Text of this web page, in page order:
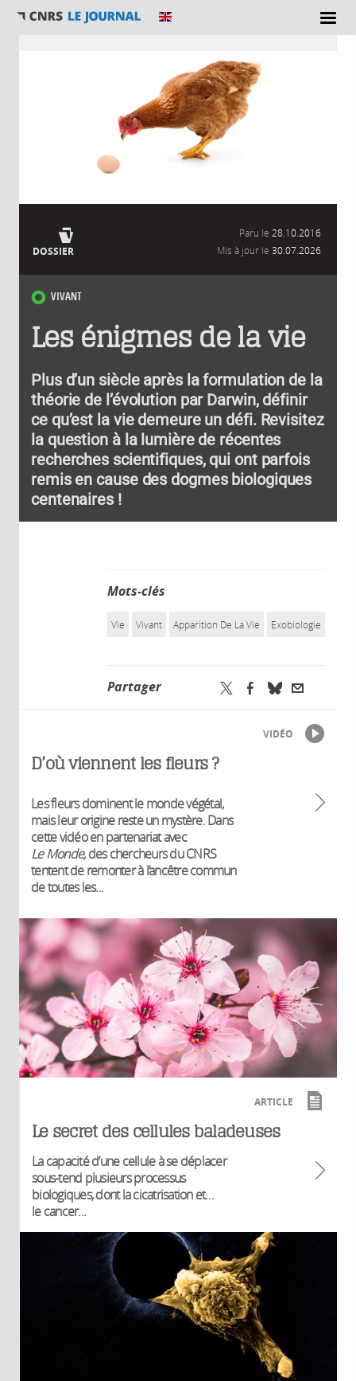
DOSSIER
Paru le 28.10.2016
Mis à jour le 30.07.2026
VIVANT
Les énigmes de la vie
Plus d’un siècle après la formulation de la
théorie de l’évolution par Darwin, définir
ce qu’est la vie demeure un défi. Revisitez
la question à la lumière de récentes
recherches scientifiques, qui ont parfois
remis en cause des dogmes biologiques
centenaires !
Mots-clés
Vie Vivant Apparition De La Vie Exobiologie
Partager
VIDÉO
D’où viennent les fleurs ?
Les fleurs dominent le monde végétal,
mais leur origine reste un mystère. Dans
cette vidéo en partenariat avec
Le Monde,des chercheurs du CNRS
tentent de remonter à l’ancêtre commun
de toutes les...
ARTICLE
Le secret des cellules baladeuses
La capacité d’une cellule à se déplacer
sous-tend plusieurs processus
biologiques, dont la cicatrisation et…
le cancer...